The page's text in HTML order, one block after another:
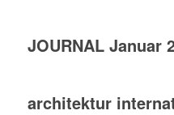
JOURNAL Januar
architektur